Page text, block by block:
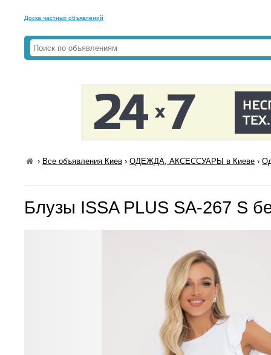
Доска частных объявлений
› Все объявления Киев ›ОДЕЖДА, АКСЕССУАРЫ в Киеве ›
Блузы ISSA PLUS SA-267 S